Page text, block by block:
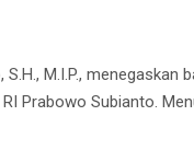
M.I.P.,
Prabowo Subianto.